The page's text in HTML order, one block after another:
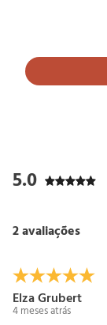
5.0
2 avaliações
Elza Grubert
4 meses atrás